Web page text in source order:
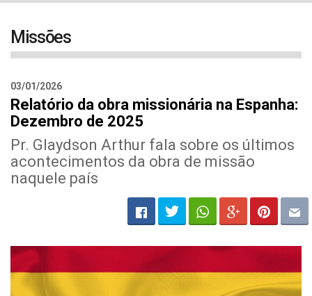
Missões
03/01/2026
Relatório da obra missionária na Espanha:
Dezembro de 2025
Pr. Glaydson Arthur fala sobre os últimos
acontecimentos da obra de missão
naquele país